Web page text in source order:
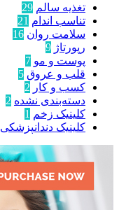
تغذیه سالم 29
تناسب اندام 21
سلامت روان 16
رپورتاژ 9
پوست و مو 7
قلب و عروق 5
کسب و کار 2
دسته‌بندی نشده 2
کلینیک زخم 1
کلینیک دندانپزشکی